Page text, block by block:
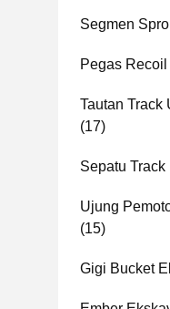
Segmen
Pegas
Tautan Track
(17)
Sepatu Track
Ujung
(15)
Gigi Bucket